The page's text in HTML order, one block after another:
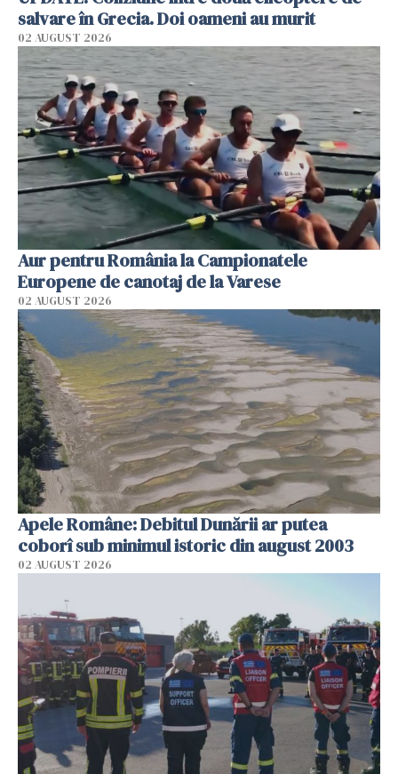
salvare în Grecia. Doi oameni au murit
02 AUGUST 2026
Aur pentru România la Campionatele
Europene de canotaj de la Varese
02 AUGUST 2026
Apele Române: Debitul Dunării ar putea
coborî sub minimul istoric din august 2003
02 AUGUST 2026